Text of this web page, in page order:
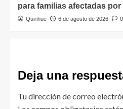
para familias afectadas
Quirihue 6 de agosto de 2026 0
Deja una
Tu dirección de correo